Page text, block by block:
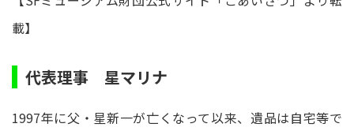
載】
代表理事 星マリナ
1997年に父・星新一が亡くなって以来、遺品は自宅等で